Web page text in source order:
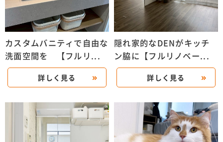
カスタムバニティで自由な
洗面空間を 【フルリ...
詳しく見る
隠れ家的なDENがキッチ
ン脇に【フルリノベー...
詳しく見る